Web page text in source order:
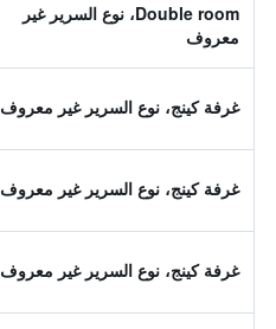
Double room، نوع السرير غير
معروف
غرفة كينج، نوع السرير غير معروف
غرفة كينج، نوع السرير غير معروف
غرفة كينج، نوع السرير غير معروف